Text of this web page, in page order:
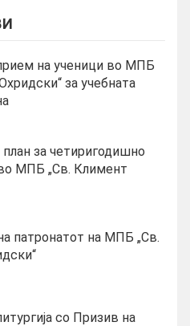
на ученици во МПБ
за учебната
за четиригодишно
МПБ „Св. Климент
патронатот на МПБ „Св.
со Призив на